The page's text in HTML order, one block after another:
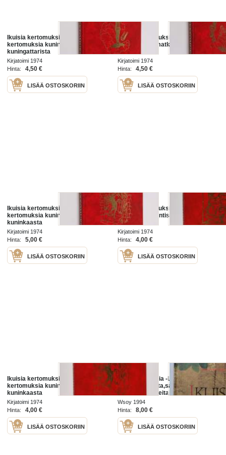
Ikuisia kertomuksia 6 : Ikuisia
kertomuksia kuninkaista ja
kuningattarista
Kirjatoimi 1974
Hinta:
4,50 €
LISÄÄ OSTOSKORIIN
Ikuisia kertomuksia 10 : Ikuisia
kertomuksia matkalta kohti
kirkkauksia
Kirjatoimi 1974
Hinta:
4,50 €
LISÄÄ OSTOSKORIIN
Ikuisia kertomuksia 9 : Ikuisia
kertomuksia kuningasten
kuninkaasta
Kirjatoimi 1974
Hinta:
5,00 €
LISÄÄ OSTOSKORIIN
Ikuisia kertomuksia 4 : Ikuisia
kertomuksia entisajan uroteoista
Kirjatoimi 1974
Hinta:
4,00 €
LISÄÄ OSTOSKORIIN
Ikuisia kertomuksia 9 : Ikuisia
kertomuksia kuningasten
kuninkaasta
Kirjatoimi 1974
Hinta:
4,00 €
LISÄÄ OSTOSKORIIN
Ikuisia ajatuksia -Lakastumatonta
elämänviisautta,sattuvia lauselmia
ja mietteitä,otteitakauno-ja
tietokirjallisuudesta,raamatunlauseita
ja sanalaskuja.
Wsoy 1994
Hinta:
8,00 €
LISÄÄ OSTOSKORIIN